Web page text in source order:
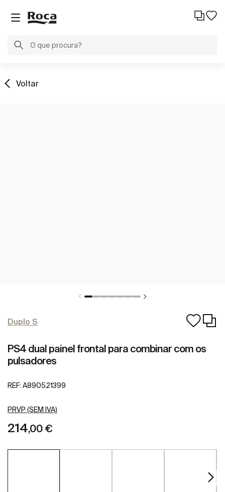
Voltar
Duplo S
PS4 dual painel frontal para combinar com os
pulsadores
REF: A890521399
PRVP (SEM IVA)
214,00 €